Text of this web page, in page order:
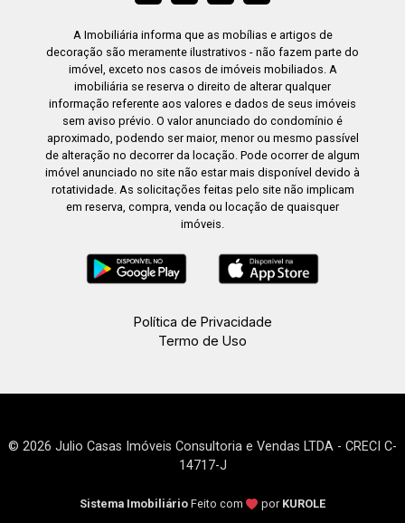
A Imobiliária informa que as mobílias e artigos de
decoração são meramente ilustrativos - não fazem parte do
imóvel, exceto nos casos de imóveis mobiliados. A
imobiliária se reserva o direito de alterar qualquer
informação referente aos valores e dados de seus imóveis
sem aviso prévio. O valor anunciado do condomínio é
aproximado, podendo ser maior, menor ou mesmo passível
de alteração no decorrer da locação. Pode ocorrer de algum
imóvel anunciado no site não estar mais disponível devido à
rotatividade. As solicitações feitas pelo site não implicam
em reserva, compra, venda ou locação de quaisquer
imóveis.
Política de Privacidade
Termo de Uso
© 2026 Julio Casas Imóveis Consultoria e Vendas LTDA - CRECI C-
14717-J
Sistema Imobiliário Feito com por KUROLE